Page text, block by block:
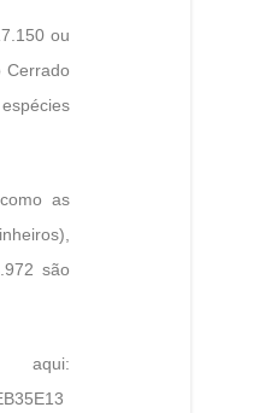
ou
Cerrado
as
são